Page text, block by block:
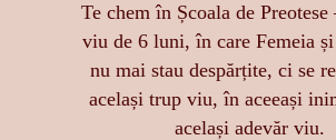
Te chem în Școala de
viu de 6 luni, în care Femeia și
nu mai stau despărțite, ci se
același trup viu, în aceeași
același adevăr viu.